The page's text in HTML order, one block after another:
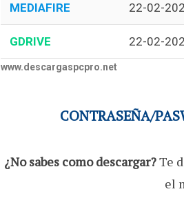
MEDIAFIRE 22-02-
GDRIVE 22-02-
www.descargaspcpro.net
CONTRASEÑA/
¿No sabes como descargar?Te
el